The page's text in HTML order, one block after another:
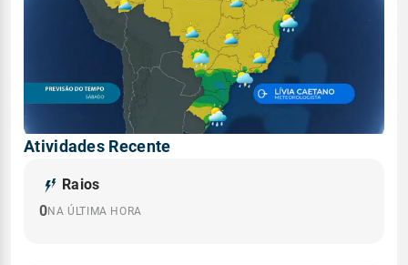
Atividades Recente
Raios
0NA ÚLTIMA HORA